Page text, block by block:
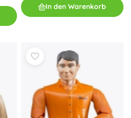
In den Warenkorb